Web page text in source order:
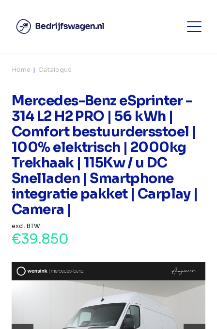
Home Catalogus
Mercedes-Benz eSprinter -
314 L2 H2 PRO | 56 kWh |
Comfort bestuurdersstoel |
100% elektrisch | 2000kg
Trekhaak | 115Kw / u DC
Snelladen | Smartphone
integratie pakket | Carplay |
Camera |
excl. BTW
€39.850